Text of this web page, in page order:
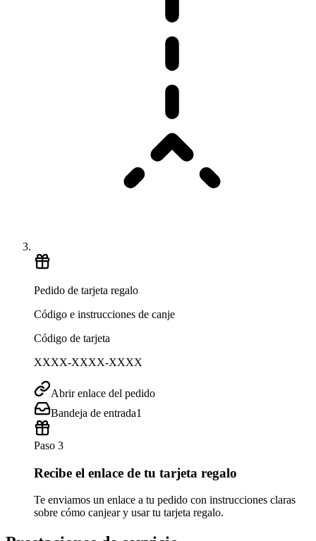
Pedido de tarjeta regalo
Código e instrucciones de canje
Código de tarjeta
XXXX-XXXX-XXXX
Abrir enlace del pedido
Bandeja de entrada1
Paso 3
Recibe el enlace de tu tarjeta regalo
Te enviamos un enlace a tu pedido con instrucciones claras
sobre cómo canjear y usar tu tarjeta regalo.